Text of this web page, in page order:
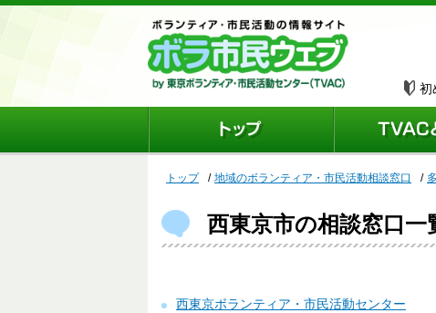
初
トップ 地域のボランティア・市民活動相談窓口
西東京市の相談窓口一
西東京ボランティア・市民活動センター